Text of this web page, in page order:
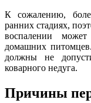
К сожалению,
ранних стадиях,
воспалении
домашних
должны не
коварного недуга.
Причины